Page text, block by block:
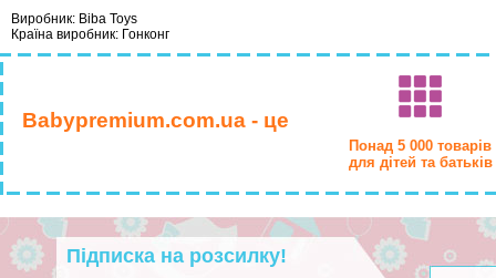
Виробник: Biba Toys
Країна виробник: Гонконг
Babypremium.com.ua - це
Понад 5 000 товарів
для дітей та батьків
Підписка на розсилку!